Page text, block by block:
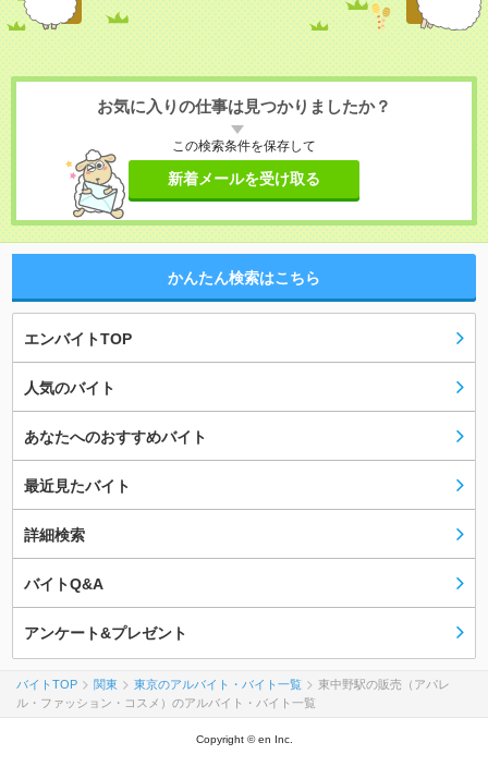
お気に入りの仕事は見つかりましたか？
この検索条件を保存して
新着メールを受け取る
かんたん検索はこちら
エンバイトTOP
人気のバイト
あなたへのおすすめバイト
最近見たバイト
詳細検索
バイトQ&A
アンケート&プレゼント
バイトTOP 関東 東京のアルバイト・バイト一覧
東中野駅の販売（アパレ
ル・ファッション・コスメ）のアルバイト・バイト一覧
Copyright © en Inc.